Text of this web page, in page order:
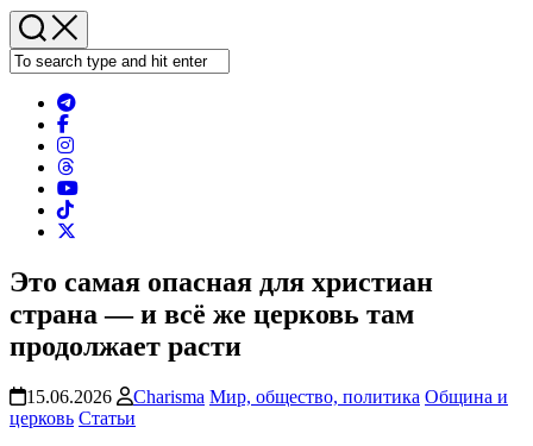
Это самая опасная для христиан
страна — и всё же церковь там
продолжает расти
15.06.2026 Charisma Мир, общество, политика Община и
церковь Статьи